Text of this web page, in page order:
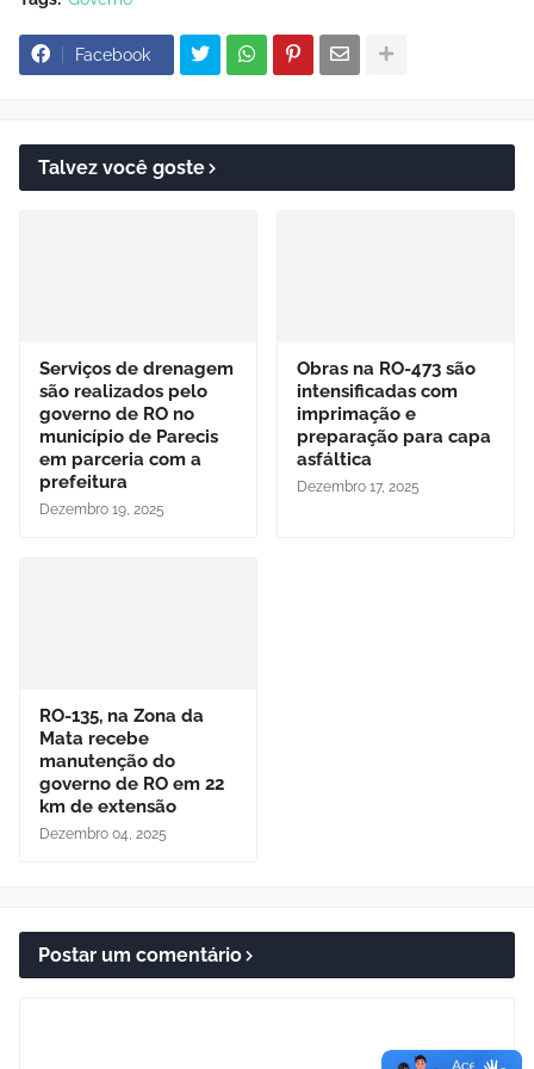
Facebook
Talvez você goste
Serviços de drenagem
são realizados pelo
governo de RO no
município de Parecis
em parceria com a
prefeitura
Dezembro 19, 2025
Obras na RO-473 são
intensificadas com
imprimação e
preparação para capa
asfáltica
Dezembro 17, 2025
RO-135, na Zona da
Mata recebe
manutenção do
governo de RO em 22
km de extensão
Dezembro 04, 2025
Postar um comentário